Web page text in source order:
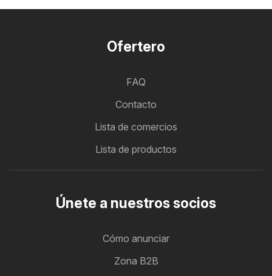
Ofertero
FAQ
Contacto
Lista de comercios
Lista de productos
Únete a nuestros socios
Cómo anunciar
Zona B2B